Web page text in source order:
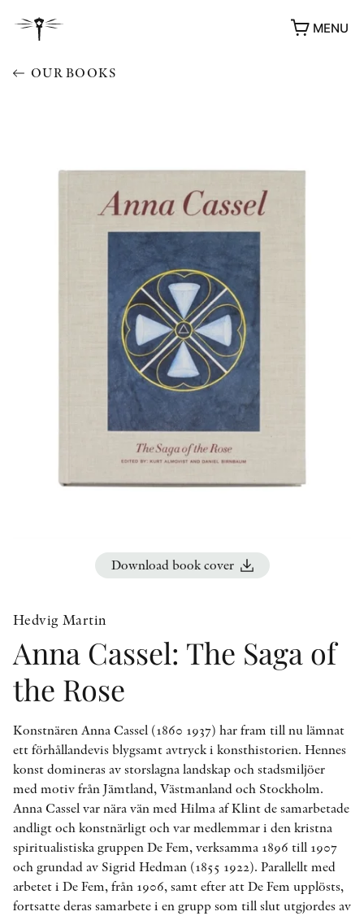
MENU
OTHER FORMATS
OUR BOOKS
Download book cover
Hedvig Martin
Anna Cassel: The Saga of
the Rose
Konstnären Anna Cassel (1860 1937) har fram till nu lämnat
ett förhållandevis blygsamt avtryck i konsthistorien. Hennes
konst domineras av storslagna landskap och stadsmiljöer
med motiv från Jämtland, Västmanland och Stockholm.
Anna Cassel var nära vän med Hilma af Klint de samarbetade
andligt och konstnärligt och var medlemmar i den kristna
spiritualistiska gruppen De Fem, verksamma 1896 till 1907
och grundad av Sigrid Hedman (1855 1922). Parallellt med
arbetet i De Fem, från 1906, samt efter att De Fem upplösts,
fortsatte deras samarbete i en grupp som till slut utgjordes av